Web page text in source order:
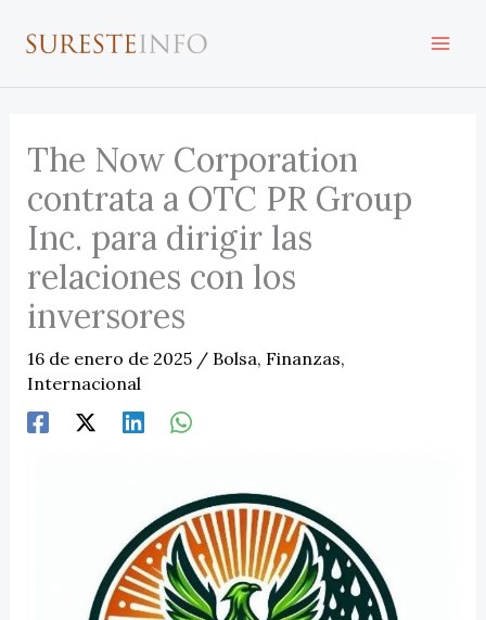
The Now Corporation
contrata a OTC PR Group
Inc. para dirigir las
relaciones con los
inversores
16 de enero de 2025 / Bolsa, Finanzas,
Internacional